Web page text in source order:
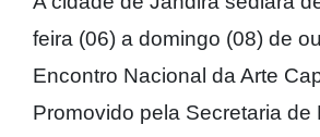
feira (06) a domingo (08) de
Encontro Nacional da Arte
Promovido pela Secretaria de